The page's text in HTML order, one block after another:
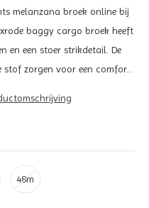
melanzana broek online bij
baggy cargo broek heeft
en een stoer strikdetail. De
zorgen voor een comfor...
48m